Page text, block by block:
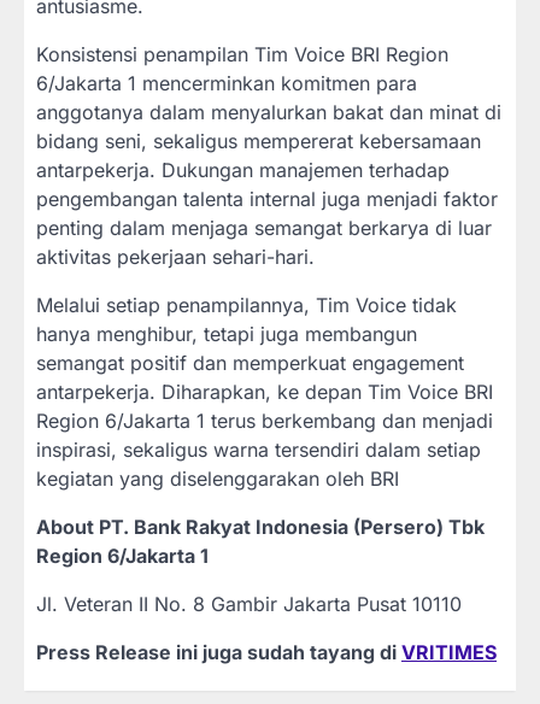
antusiasme.
Konsistensi penampilan Tim Voice BRI Region
6/Jakarta 1 mencerminkan komitmen para
anggotanya dalam menyalurkan bakat dan minat di
bidang seni, sekaligus mempererat kebersamaan
antarpekerja. Dukungan manajemen terhadap
pengembangan talenta internal juga menjadi faktor
penting dalam menjaga semangat berkarya di luar
aktivitas pekerjaan sehari-hari.
Melalui setiap penampilannya, Tim Voice tidak
hanya menghibur, tetapi juga membangun
semangat positif dan memperkuat engagement
antarpekerja. Diharapkan, ke depan Tim Voice BRI
Region 6/Jakarta 1 terus berkembang dan menjadi
inspirasi, sekaligus warna tersendiri dalam setiap
kegiatan yang diselenggarakan oleh BRI
About PT. Bank Rakyat Indonesia (Persero) Tbk
Region 6/Jakarta 1
Jl. Veteran II No. 8 Gambir Jakarta Pusat 10110
Press Release ini juga sudah tayang di VRITIMES